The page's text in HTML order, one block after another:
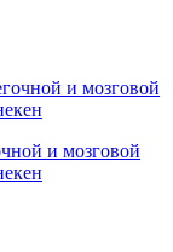
и мозговой